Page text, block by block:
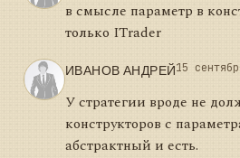
в смысле параметр в
только ITrader
ИВАНОВ АНДРЕЙ15
У стратегии вроде не
конструкторов с
абстрактный и есть.